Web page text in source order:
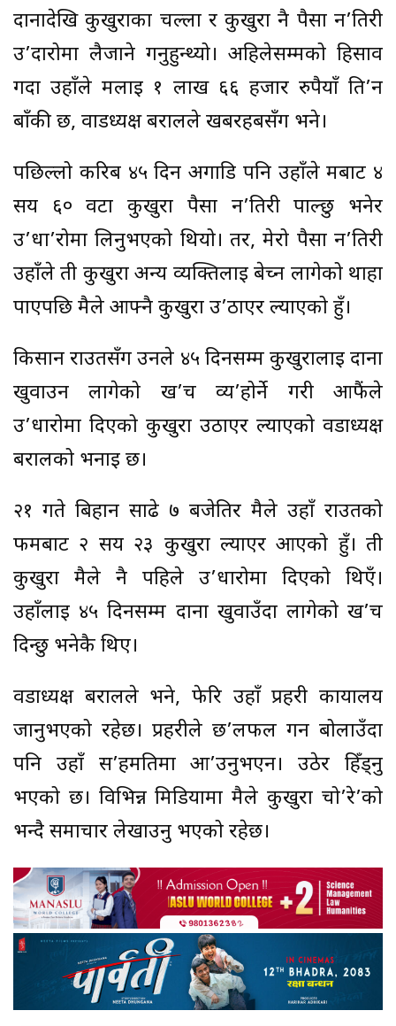
दानादेखि कुखुराका चल्ला र कुखुरा नै पैसा न’तिरी
उ’दारोमा लैजाने गर्नुहुन्थ्यो। अहिलेसम्मको हिसाव
गर्दा उहाँले मलाई १ लाख ६६ हजार रुपैयाँ ति’र्न
बाँकी छ, वाडध्यक्ष बरालले खबरहबसँग भने।
पछिल्लो करिब ४५ दिन अगाडि पनि उहाँले मबाट ४
सय ६० वटा कुखुरा पैसा न’तिरी पाल्छु भनेर
उ’धा’रोमा लिनुभएको थियो। तर, मेरो पैसा न’तिरी
उहाँले ती कुखुरा अन्य व्यक्तिलाई बेच्न लागेको थाहा
पाएपछि मैले आफ्नै कुखुरा उ’ठाएर ल्याएको हुँ।
किसान राउतसँग उनले ४५ दिनसम्म कुखुरालाई दाना
खुवाउन लागेको ख’र्च व्य’होर्ने गरी आफैंले
उ’धारोमा दिएको कुखुरा उठाएर ल्याएको वडाध्यक्ष
बरालको भनाइ छ।
२१ गते बिहान साढे ७ बजेतिर मैले उहाँ राउतको
फर्मबाट २ सय २३ कुखुरा ल्याएर आएको हुँ। ती
कुखुरा मैले नै पहिले उ’धारोमा दिएको थिएँ।
उहाँलाई ४५ दिनसम्म दाना खुवाउँदा लागेको ख’र्च
दिन्छु भनेकै थिए।
वडाध्यक्ष बरालले भने, फेरि उहाँ प्रहरी कार्यालय
जानुभएको रहेछ। प्रहरीले छ’लफल गर्न बोलाउँदा
पनि उहाँ स’हमतिमा आ’उनुभएन। उठेर हिँड्नु
भएको छ। विभिन्न मिडियामा मैले कुखुरा चो’रे’को
भन्दै समाचार लेखाउनु भएको रहेछ।